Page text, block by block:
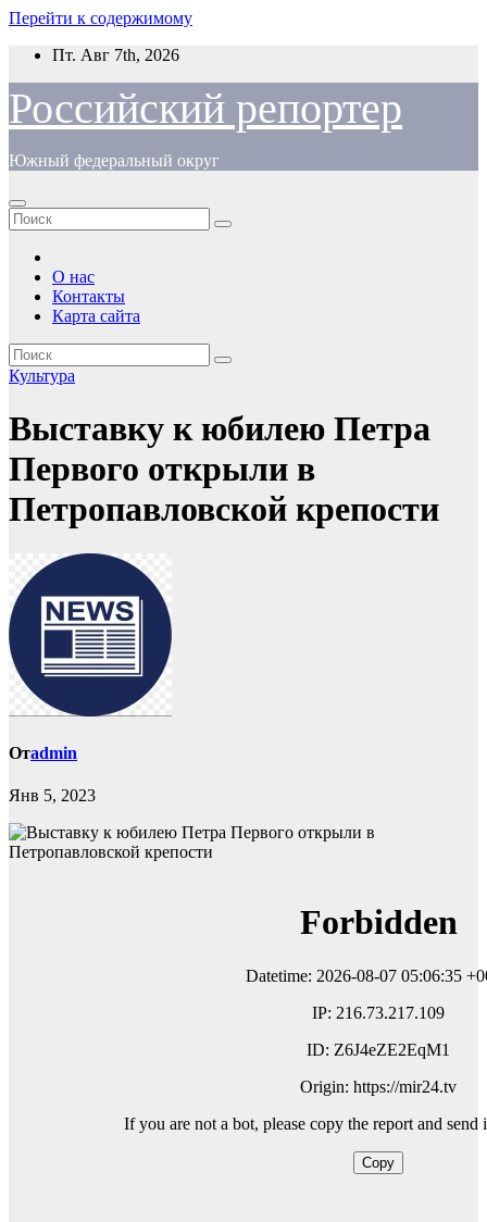
Перейти к содержимому
Пт. Авг 7th, 2026
Российский репортер
Южный федеральный округ
О нас
Контакты
Карта сайта
Культура
Выставку к юбилею Петра
Первого открыли в
Петропавловской крепости
Отadmin
Янв 5, 2023